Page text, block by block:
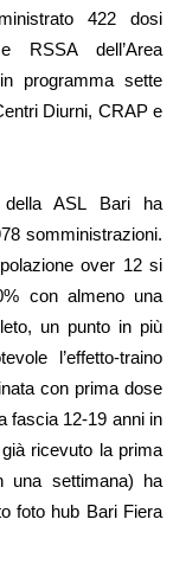
422 dosi
RSSA dell’Area
programma sette
Diurni, CRAP e
della ASL Bari ha
somministrazioni.
over 12 si
con almeno una
un punto in più
l’effetto-traino
con prima dose
fascia 12-19 anni in
ricevuto la prima
una settimana) ha
foto hub Bari Fiera